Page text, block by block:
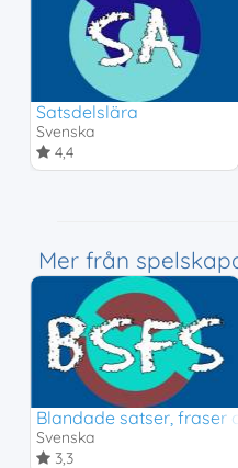
Satsdelslära
Svenska
4,4
Mer från
Blandade satser, fraser
Svenska
3,3